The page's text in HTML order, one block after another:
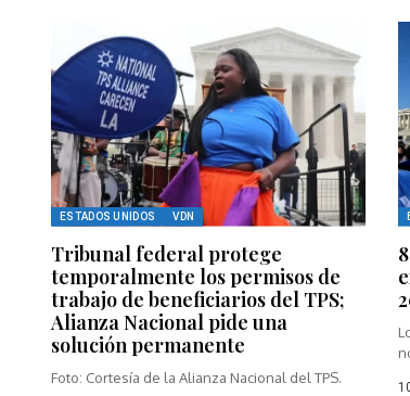
ESTADOS UNIDOS VDN
Tribunal federal protege
temporalmente los permisos de
trabajo de beneficiarios del TPS;
Alianza Nacional pide una
solución permanente
Foto: Cortesía de la Alianza Nacional del TPS.